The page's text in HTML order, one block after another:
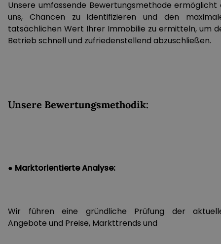
Unsere umfassende Bewertungsmethode ermöglicht
uns, Chancen zu identifizieren und den
tatsächlichen Wert Ihrer Immobilie zu ermitteln, um
Betrieb schnell und zufriedenstellend abzuschließen.
Unsere Bewertungsmethodik:
● Marktorientierte Analyse:
Wir führen eine gründliche Prüfung der
Angebote und Preise, Markttrends und